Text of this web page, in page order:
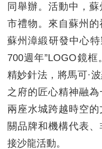
同舉辦。活動中，
市禮物。來自蘇州的
蘇州漳緞研發中心
700週年”LOGO鏡
精妙針法，將馬可·
之府的匠心精神融
兩座水城跨越時空
關品牌和機構代表
接沙龍活動。